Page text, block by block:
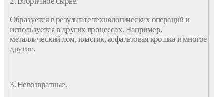
Образуетсяв результате технологических операций и
используется в других процессах. Например,
металлический лом, пластик, асфальтовая крошка и многое
другое.
3. Невозвратные.